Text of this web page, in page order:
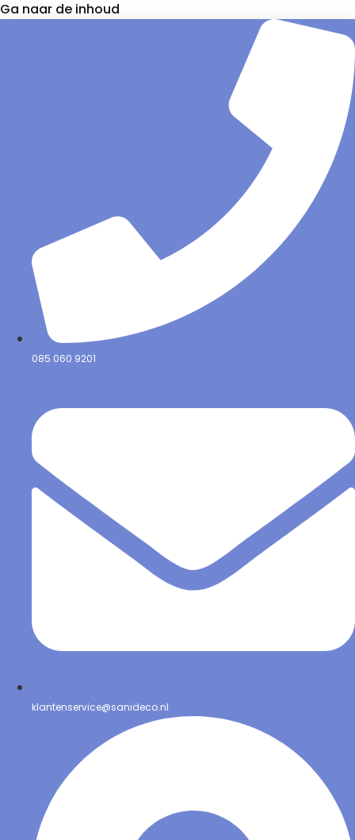
Ga naar de inhoud
085 060 9201
klantenservice@sanideco.nl